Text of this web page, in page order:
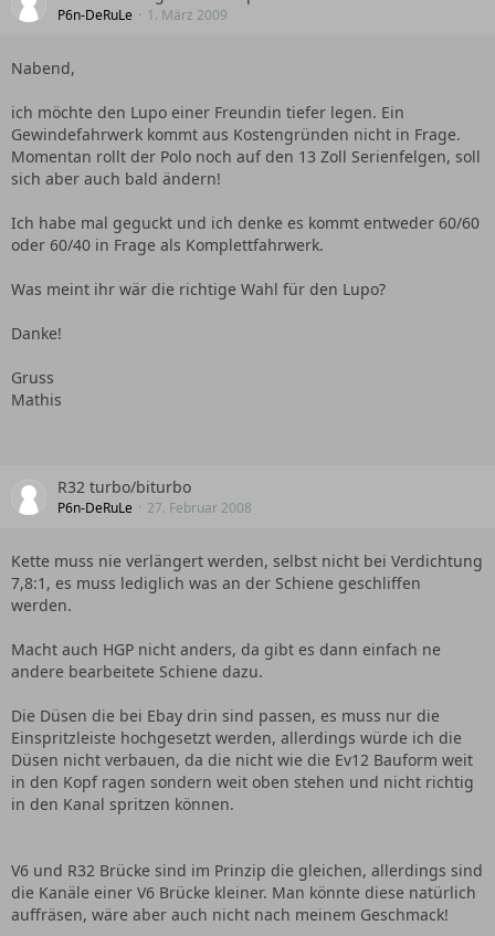
P6n-DeRuLe 1. März 2009
Nabend,
ich möchte den Lupo einer Freundin tiefer legen. Ein
Gewindefahrwerk kommt aus Kostengründen nicht in Frage.
Momentan rollt der Polo noch auf den 13 Zoll Serienfelgen, soll
sich aber auch bald ändern!
Ich habe mal geguckt und ich denke es kommt entweder 60/60
oder 60/40 in Frage als Komplettfahrwerk.
Was meint ihr wär die richtige Wahl für den Lupo?
Danke!
Gruss
Mathis
R32 turbo/biturbo
P6n-DeRuLe 27. Februar 2008
Kette muss nie verlängert werden, selbst nicht bei Verdichtung
7,8:1, es muss lediglich was an der Schiene geschliffen
werden.
Macht auch HGP nicht anders, da gibt es dann einfach ne
andere bearbeitete Schiene dazu.
Die Düsen die bei Ebay drin sind passen, es muss nur die
Einspritzleiste hochgesetzt werden, allerdings würde ich die
Düsen nicht verbauen, da die nicht wie die Ev12 Bauform weit
in den Kopf ragen sondern weit oben stehen und nicht richtig
in den Kanal spritzen können.
V6 und R32 Brücke sind im Prinzip die gleichen, allerdings sind
die Kanäle einer V6 Brücke kleiner. Man könnte diese natürlich
auffräsen, wäre aber auch nicht nach meinem Geschmack!